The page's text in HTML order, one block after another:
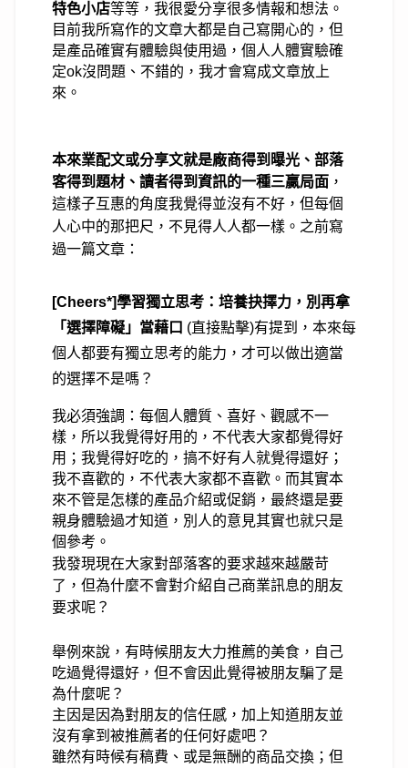
特色小店等等， 我很愛分享很多情報和想法。
目前我所寫作的文章大都是自己寫開心的， 但
是產品確實有體驗與使用過，個人 人體實驗確
定ok沒問題、不錯的，我才會寫成文章放上
來。
本來業配文或分享文就是廠商得到曝光、部落
客得到題材、讀者得到資訊的一種三贏局面 ，
這樣子互惠的角度我覺得並沒有不好，但每個
人心中的那把尺，不見得人人都一樣。之前寫
過一篇文章：
[Cheers*]學習獨立思考：培養抉擇力，別再拿
「選擇障礙」當藉口 (直接點擊)有提到，本來每
個人都要有獨立思考的能力，才可以做出適當
的選擇不是嗎？
我必須強調：每個人體質、喜好、觀感不一
樣， 所以我覺得好用的，不代表大家都覺得好
用；我覺得好吃的，搞不好有人就覺得還好；
我不喜歡的，不代表大家都不喜歡。而其實本
來不管是怎樣的產品介紹或促銷， 最終還是要
親身體驗過才知道，別人的意見其實也就只是
個參考。
我發現現在大家對部落客的要求越來越嚴苛
了，但為什麼不會對介紹自己商業訊息的朋友
要求呢？
舉例來說，有時候朋友大力推薦的美食，自己
吃過覺得還好，但不會因此覺得被朋友騙了是
為什麼呢？
主因是因為對朋友的信任感，加上知道朋友並
沒有拿到被推薦者的任何好處吧？
雖然有時候有稿費、或是無酬的商品交換； 但